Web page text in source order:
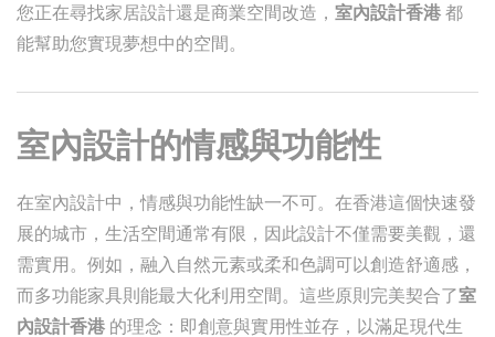
您正在尋找家居設計還是商業空間改造， 室內設計香港都
能幫助您實現夢想中的空間。
室內設計的情感與功能性
在室內設計中，情感與功能性缺一不可。在香港這個快速發
展的城市，生活空間通常有限，因此設計不僅需要美觀，還
需實用。例如，融入自然元素或柔和色調可以創造舒適感，
而多功能家具則能最大化利用空間。這些原則完美契合了室
內設計香港 的理念：即創意與實用性並存，以滿足現代生